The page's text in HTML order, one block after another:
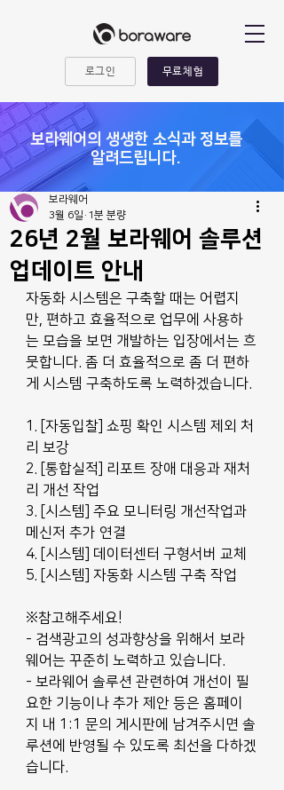
로그인 무료체험
​보라웨어의 생생한 소식과 정보를
알려드립니다.
26년 2월 보라웨어 솔루션
업데이트 안내
보라웨어
3월 6일 1분 분량
자동화 시스템은 구축할 때는 어렵지
만, 편하고 효율적으로 업무에 사용하
는 모습을 보면 개발하는 입장에서는 흐
뭇합니다. 좀 더 효율적으로 좀 더 편하
게 시스템 구축하도록 노력하겠습니다.
1. [자동입찰] 쇼핑 확인 시스템 제외 처
리 보강
2. [통합실적] 리포트 장애 대응과 재처
리 개선 작업
3. [시스템] 주요 모니터링 개선작업과
메신저 추가 연결
4. [시스템] 데이터센터 구형서버 교체
5. [시스템] 자동화 시스템 구축 작업
※참고해주세요!
- 검색광고의 성과향상을 위해서 보라
웨어는 꾸준히 노력하고 있습니다.
- 보라웨어 솔루션 관련하여 개선이 필
요한 기능이나 추가 제안 등은 홈페이
지 내 1:1 문의 게시판에 남겨주시면 솔
루션에 반영될 수 있도록 최선을 다하겠
습니다.